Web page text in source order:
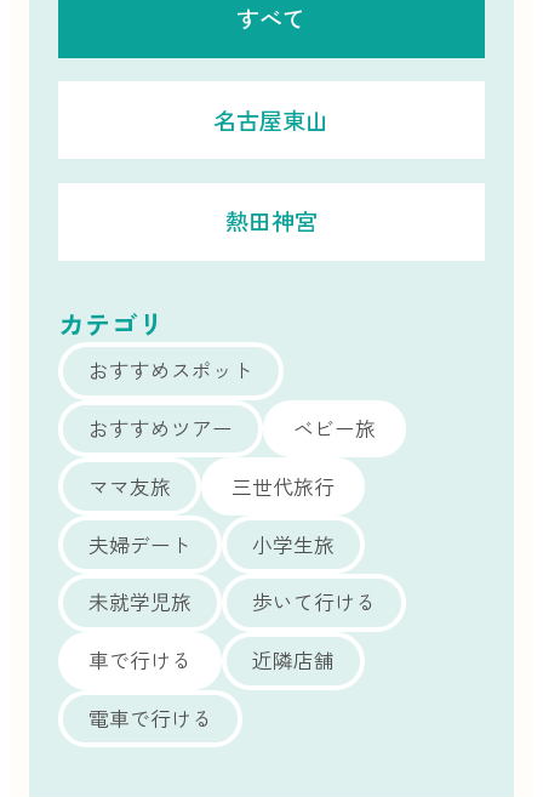
すべて
名古屋東山
熱田神宮
カテゴリ
おすすめスポット
おすすめツアー
ベビー旅
ママ友旅
三世代旅行
夫婦デート
小学生旅
未就学児旅
歩いて行ける
車で行ける
近隣店舗
電車で行ける